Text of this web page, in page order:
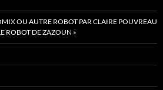
OU AUTRE ROBOT PAR CLAIRE POUVREAU
ROBOT DE ZAZOUN »